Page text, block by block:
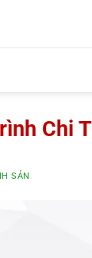
Chi
SẢN